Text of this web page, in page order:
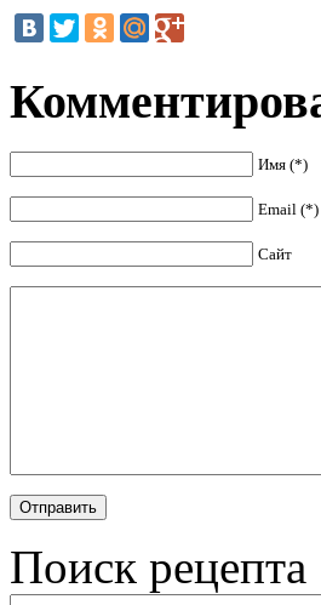
Имя (*)
Email (*)
Сайт
Поиск рецепта